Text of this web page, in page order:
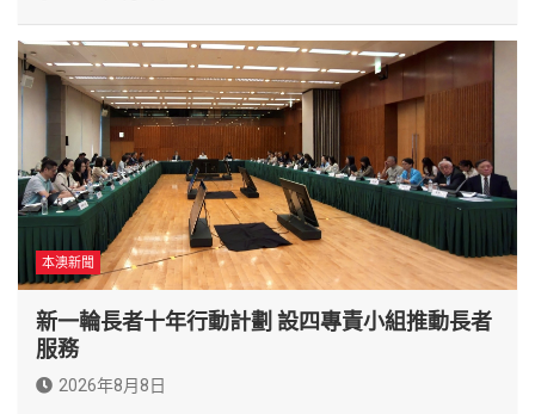
本澳新聞
新一輪長者十年行動計劃 設四專責小組推動長者
服務
2026年8月8日